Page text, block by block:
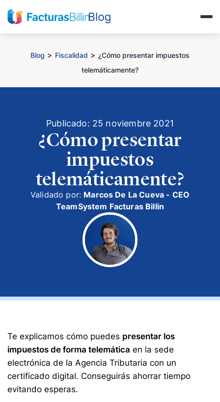
Blog > Fiscalidad > ¿Cómo presentar impuestos
telemáticamente?
Publicado: 25 noviembre 2021
¿Cómo presentar
impuestos
telemáticamente?
Validado por: Marcos De La Cueva - CEO
TeamSystem Facturas Billin
Te explicamos cómo puedes presentar los
impuestos de forma telemática en la sede
electrónica de la Agencia Tributaria con un
certificado digital. Conseguirás ahorrar tiempo
evitando esperas.